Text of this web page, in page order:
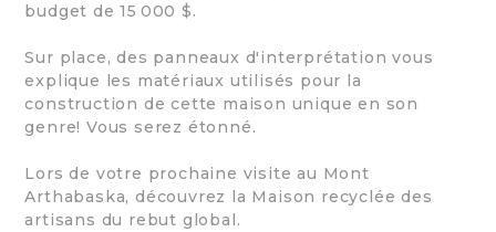
budget de 15 000 $.
Sur place, des panneaux d'interprétation vous
explique les matériaux utilisés pour la
construction de cette maison unique en son
genre! Vous serez étonné.
Lors de votre prochaine visite au Mont
Arthabaska, découvrez la Maison recyclée des
artisans du rebut global.